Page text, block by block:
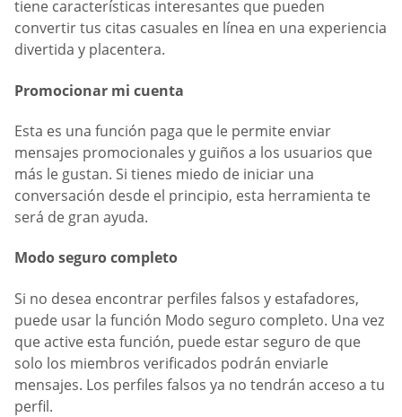
tiene características interesantes que pueden
convertir tus citas casuales en línea en una experiencia
divertida y placentera.
Promocionar mi cuenta
Esta es una función paga que le permite enviar
mensajes promocionales y guiños a los usuarios que
más le gustan. Si tienes miedo de iniciar una
conversación desde el principio, esta herramienta te
será de gran ayuda.
Modo seguro completo
Si no desea encontrar perfiles falsos y estafadores,
puede usar la función Modo seguro completo. Una vez
que active esta función, puede estar seguro de que
solo los miembros verificados podrán enviarle
mensajes. Los perfiles falsos ya no tendrán acceso a tu
perfil.